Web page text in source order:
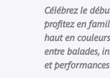
Célébrez le
profitez en
haut en
entre balades,
et